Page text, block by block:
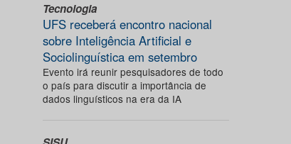
Tecnologia
UFS receberá encontro nacional
sobre Inteligência Artificial e
Sociolinguística em setembro
Evento irá reunir pesquisadores de todo
o país para discutir a importância de
dados linguísticos na era da IA